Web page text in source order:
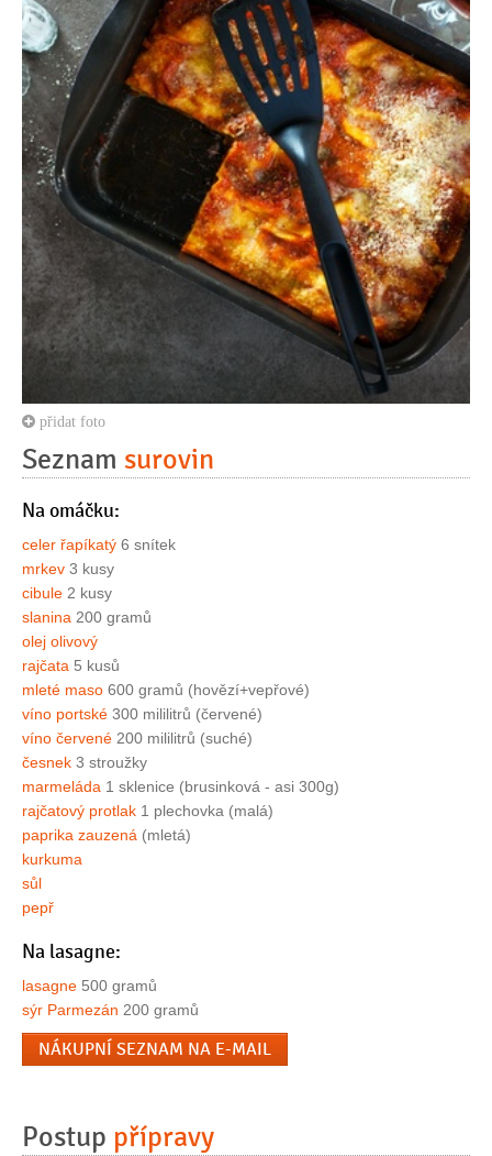
přidat foto
Seznam surovin
Na omáčku:
celer řapíkatý 6 snítek
mrkev 3 kusy
cibule 2 kusy
slanina 200 gramů
olej olivový
rajčata 5 kusů
mleté maso 600 gramů (hovězí+vepřové)
víno portské 300 mililitrů (červené)
víno červené 200 mililitrů (suché)
česnek 3 stroužky
marmeláda 1 sklenice (brusinková - asi 300g)
rajčatový protlak 1 plechovka (malá)
paprika zauzená (mletá)
kurkuma
sůl
pepř
Na lasagne:
lasagne 500 gramů
sýr Parmezán 200 gramů
NÁKUPNÍ SEZNAM NA E-MAIL
Postup přípravy